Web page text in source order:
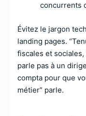
concurrents
Évitez le jargon
landing pages.
fiscales et sociales,
parle pas à un
compta pour que
métier” parle.